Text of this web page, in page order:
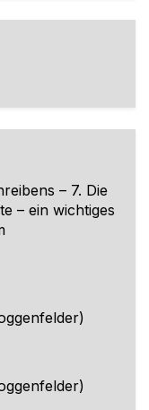
– 7. Die
– ein wichtiges